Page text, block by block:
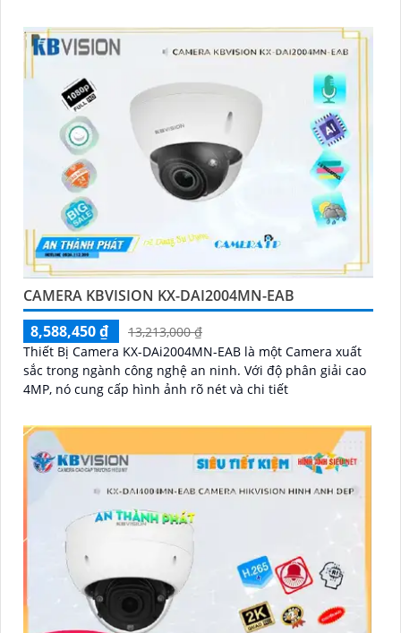
CAMERA KBVISION KX-DAI2004MN-EAB
8,588,450 ₫
13,213,000 ₫
Thiết Bị Camera KX-DAi2004MN-EAB là một Camera xuất
sắc trong ngành công nghệ an ninh. Với độ phân giải cao
4MP, nó cung cấp hình ảnh rõ nét và chi tiết